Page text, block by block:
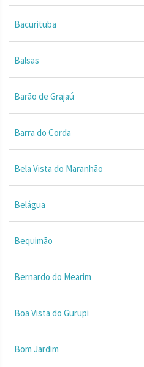
Bacurituba
Balsas
Barão de Grajaú
Barra do Corda
Bela Vista do Maranhão
Belágua
Bequimão
Bernardo do Mearim
Boa Vista do Gurupi
Bom Jardim